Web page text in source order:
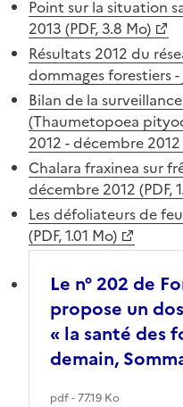
Point sur la situation
2013 (PDF, 3.8 Mo)
Résultats 2012 du
dommages forestiers -
Bilan de la
(Thaumetopoea
2012 - décembre 2012
Chalara fraxinea sur
décembre 2012 (PDF,
Les défoliateurs de
(PDF, 1.01 Mo)
Le n° 202 de
propose un
« la santé des
demain,
pdf - 77.19 Ko